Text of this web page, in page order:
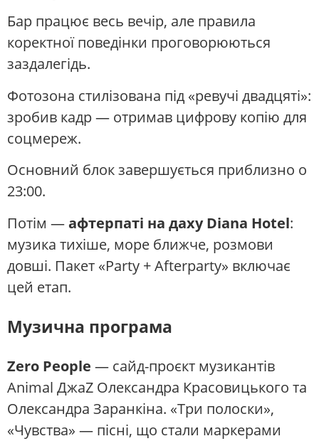
Бар працює весь вечір, але правила
коректної поведінки проговорюються
заздалегідь.
Фотозона стилізована під «ревучі двадцяті»:
зробив кадр — отримав цифрову копію для
соцмереж.
Основний блок завершується приблизно о
23:00.
Потім —афтерпаті на даху Diana Hotel:
музика тихіше, море ближче, розмови
довші. Пакет «Party + Afterparty» включає
цей етап.
Музична програма
Zero People — сайд-проєкт музикантів
Animal ДжаZ Олександра Красовицького та
Олександра Заранкіна. «Три полоски»,
«Чувства» — пісні, що стали маркерами